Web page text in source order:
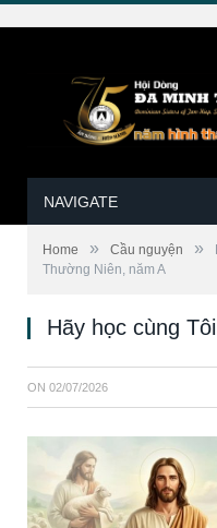
NAVIGATE
Home » Cầu nguyện »
Thường Niên, năm A
Hãy học cùng
ON 02/07/2026